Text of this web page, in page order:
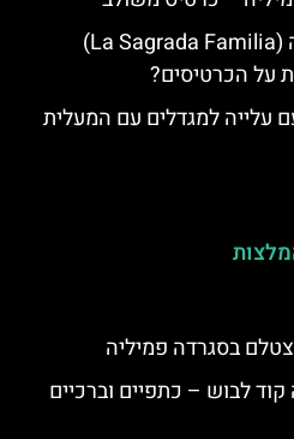
קתדרלת הסגרדה פמיליה (La Sagrada Familia)
על הכרטיסים?
עלייה למגדלים עם המעלית
בסגרדה פמיליה
לבוש – כתפיים וברכיים